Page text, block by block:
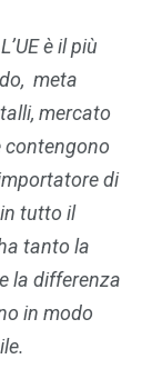
è il più
meta
mercato
di
tutto il
tanto la
la differenza
in modo